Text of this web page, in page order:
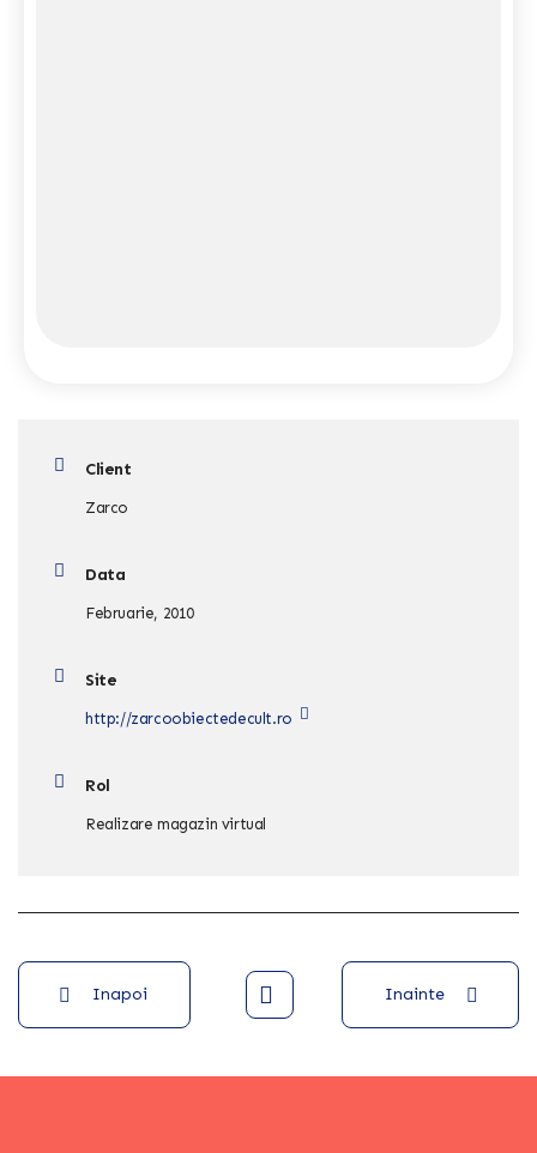
Client
Zarco
Data
Februarie, 2010
Site
http://zarcoobiectedecult.ro
Rol
Realizare magazin virtual
Inapoi Inainte